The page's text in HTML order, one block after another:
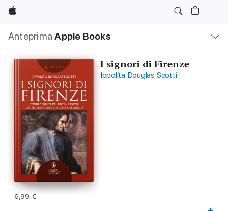
Apple
Anteprima Apple Books
locale
Apri
Menu
I signori di Firenze
Ippolita Douglas Scotti
6,99 €